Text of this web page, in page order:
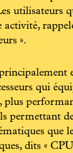
utilisateurs
activité,
».
qui
plus
permettant
que
dits «